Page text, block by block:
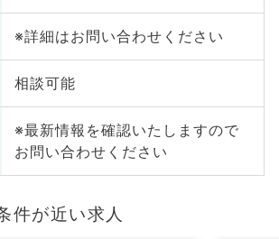
※詳細はお問い合わせください
相談可能
※最新情報を確認いたしますので
お問い合わせください
件が近い求人